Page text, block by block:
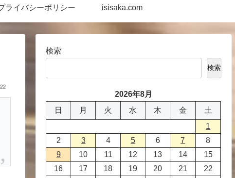
ライバシーポリシー isisaka.com
検索
検索
2026年8月
日
月 火 水 木 金
土
1
2
3 4 5 6 7
8
9
10 11 12 13 14
15
16
17 18 19 20 21
22